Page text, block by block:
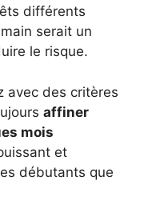
différents
serait un
le risque.
avec des critères
affiner
mois
et
débutants que